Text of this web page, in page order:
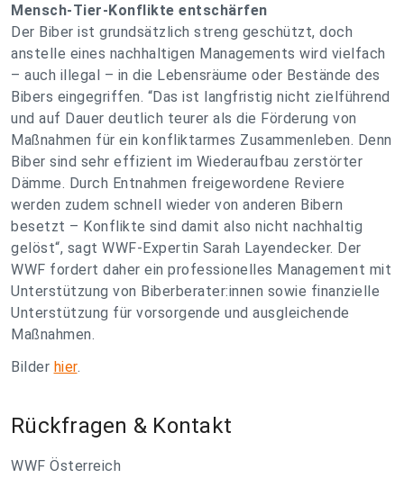
Mensch-Tier-Konflikte entschärfen
Der Biber ist grundsätzlich streng geschützt, doch
anstelle eines nachhaltigen Managements wird vielfach
– auch illegal – in die Lebensräume oder Bestände des
Bibers eingegriffen. “Das ist langfristig nicht zielführend
und auf Dauer deutlich teurer als die Förderung von
Maßnahmen für ein konfliktarmes Zusammenleben. Denn
Biber sind sehr effizient im Wiederaufbau zerstörter
Dämme. Durch Entnahmen freigewordene Reviere
werden zudem schnell wieder von anderen Bibern
besetzt – Konflikte sind damit also nicht nachhaltig
gelöst“, sagt WWF-Expertin Sarah Layendecker. Der
WWF fordert daher ein professionelles Management mit
Unterstützung von Biberberater:innen sowie finanzielle
Unterstützung für vorsorgende und ausgleichende
Maßnahmen.
Bilder hier.
Rückfragen & Kontakt
WWF Österreich